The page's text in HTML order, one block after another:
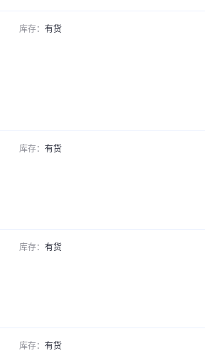
库存： 有货
库存： 有货
库存： 有货
库存： 有货